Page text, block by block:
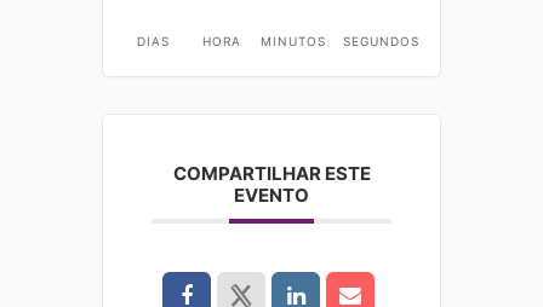
DIAS HORA MINUTOS SEGUNDOS
COMPARTILHAR ESTE
EVENTO